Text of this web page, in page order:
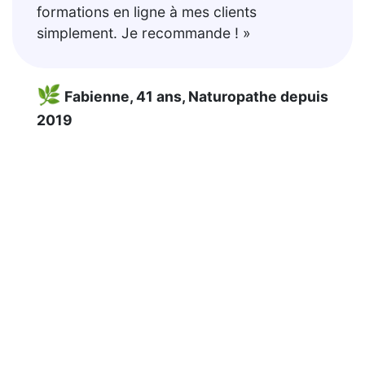
formations en ligne à mes clients
simplement. Je recommande ! »
🌿 Fabienne, 41 ans, Naturopathe depuis
2019